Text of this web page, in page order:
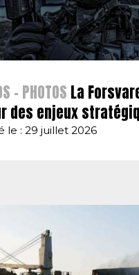
- PHOTOS La
des enjeux
le : 29 juillet 2026